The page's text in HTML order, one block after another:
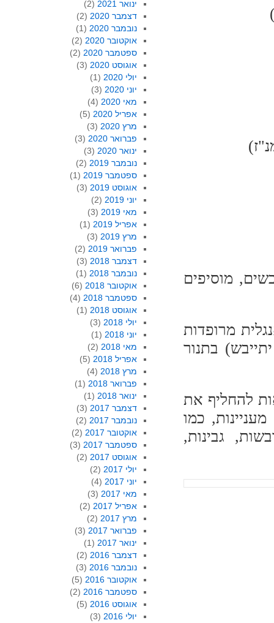
מוסיפים
אנגלית מרופדות
שלא יתייבש) בתנור
להחליף את
כמו
גבינות,
ינואר 2021
(2)
דצמבר 2020
(2)
נובמבר 2020
(1)
אוקטובר 2020
(2)
ספטמבר 2020
(2)
אוגוסט 2020
(3)
יולי 2020
(1)
יוני 2020
(3)
מאי 2020
(4)
אפריל 2020
(5)
מרץ 2020
(3)
פברואר 2020
(3)
ינואר 2020
(3)
נובמבר 2019
(2)
ספטמבר 2019
(1)
אוגוסט 2019
(3)
יוני 2019
(2)
מאי 2019
(3)
אפריל 2019
(1)
מרץ 2019
(3)
פברואר 2019
(2)
דצמבר 2018
(3)
נובמבר 2018
(1)
אוקטובר 2018
(6)
ספטמבר 2018
(4)
אוגוסט 2018
(1)
יולי 2018
(3)
יוני 2018
(1)
מאי 2018
(2)
אפריל 2018
(5)
מרץ 2018
(4)
פברואר 2018
(1)
ינואר 2018
(1)
דצמבר 2017
(3)
נובמבר 2017
(2)
אוקטובר 2017
(2)
ספטמבר 2017
(3)
אוגוסט 2017
(2)
יולי 2017
(2)
יוני 2017
(4)
מאי 2017
(3)
אפריל 2017
(2)
מרץ 2017
(2)
פברואר 2017
(3)
ינואר 2017
(1)
דצמבר 2016
(2)
נובמבר 2016
(3)
אוקטובר 2016
(5)
ספטמבר 2016
(2)
אוגוסט 2016
(5)
יולי 2016
(3)